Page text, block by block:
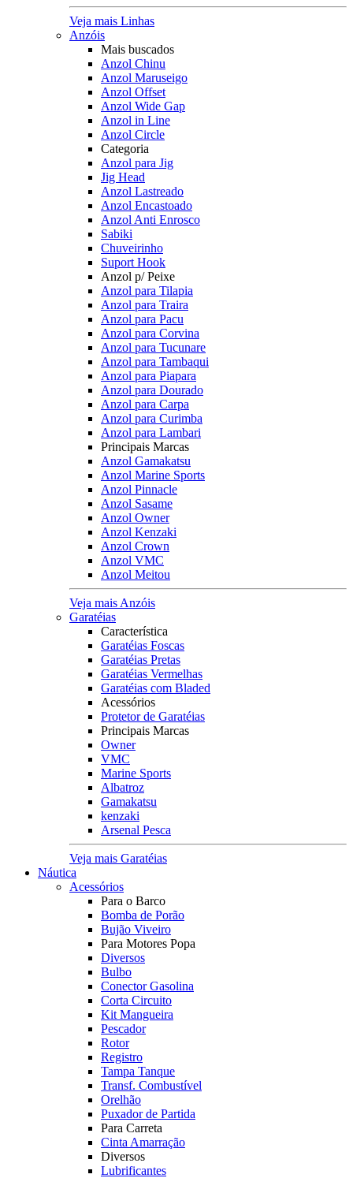
Veja mais Linhas
Anzóis
Mais buscados
Anzol Chinu
Anzol Maruseigo
Anzol Offset
Anzol Wide Gap
Anzol in Line
Anzol Circle
Categoria
Anzol para Jig
Jig Head
Anzol Lastreado
Anzol Encastoado
Anzol Anti Enrosco
Sabiki
Chuveirinho
Suport Hook
Anzol p/ Peixe
Anzol para Tilapia
Anzol para Traira
Anzol para Pacu
Anzol para Corvina
Anzol para Tucunare
Anzol para Tambaqui
Anzol para Piapara
Anzol para Dourado
Anzol para Carpa
Anzol para Curimba
Anzol para Lambari
Principais Marcas
Anzol Gamakatsu
Anzol Marine Sports
Anzol Pinnacle
Anzol Sasame
Anzol Owner
Anzol Kenzaki
Anzol Crown
Anzol VMC
Anzol Meitou
Veja mais Anzóis
Garatéias
Característica
Garatéias Foscas
Garatéias Pretas
Garatéias Vermelhas
Garatéias com Bladed
Acessórios
Protetor de Garatéias
Principais Marcas
Owner
VMC
Marine Sports
Albatroz
Gamakatsu
kenzaki
Arsenal Pesca
Veja mais Garatéias
Náutica
Acessórios
Para o Barco
Bomba de Porão
Bujão Viveiro
Para Motores Popa
Diversos
Bulbo
Conector Gasolina
Corta Circuito
Kit Mangueira
Pescador
Rotor
Registro
Tampa Tanque
Transf. Combustível
Orelhão
Puxador de Partida
Para Carreta
Cinta Amarração
Diversos
Lubrificantes